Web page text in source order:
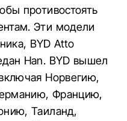
противостоять
Эти модели
BYD Atto
Han. BYD вышел
Норвегию,
Францию,
Таиланд,